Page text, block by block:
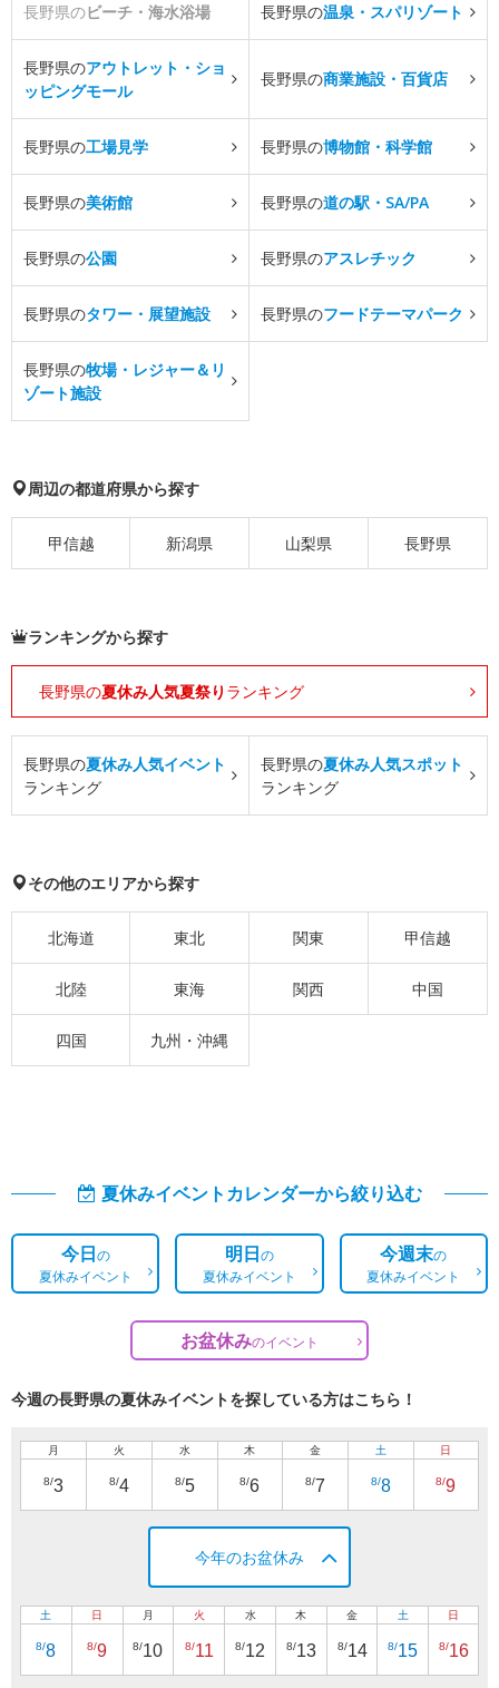
長野県のビーチ・海水浴場 長野県の温泉・スパリゾート
長野県のアウトレット・ショ
ッピングモール
長野県の商業施設・百貨店
長野県の工場見学 長野県の博物館・科学館
長野県の美術館 長野県の道の駅・SA/PA
長野県の公園 長野県のアスレチック
長野県のタワー・展望施設 長野県のフードテーマパーク
長野県の牧場・レジャー＆リ
ゾート施設
周辺の都道府県から探す
甲信越 新潟県 山梨県 長野県
ランキングから探す
長野県の夏休み人気夏祭り ランキング
長野県の夏休み人気イベント
ランキング
長野県の夏休み人気スポット
ランキング
その他のエリアから探す
北海道 東北 関東 甲信越
北陸 東海 関西 中国
四国 九州・沖縄
夏休みイベントカレンダーから絞り込む
今日の
夏休みイベント
明日の
夏休みイベント
今週末の
夏休みイベント
お盆休みのイベント
今週の長野県の夏休みイベントを探している方はこちら！
月
8/3
火
8/4
水
8/5
木
8/6
金
8/7
土
8/8
日
8/9
今年のお盆休み
土
8/8
日
8/9
月
8/10
火
8/11
水
8/12
木
8/13
金
8/14
土
8/15
日
8/16